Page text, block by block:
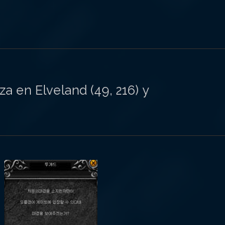
en Elveland (49, 216) y